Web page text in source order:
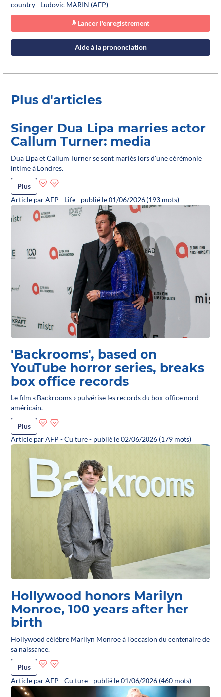
country - Ludovic MARIN (AFP)
Lancer l'enregistrement
Aide à la prononciation
Plus d'articles
Singer Dua Lipa marries actor
Callum Turner: media
Dua Lipa et Callum Turner se sont mariés lors d'une cérémonie
intime à Londres.
Plus
Article par AFP - Life - publié le 01/06/2026 (193 mots)
'Backrooms', based on
YouTube horror series, breaks
box office records
Le film « Backrooms » pulvérise les records du box-office nord-
américain.
Plus
Article par AFP - Culture - publié le 02/06/2026 (179 mots)
Hollywood honors Marilyn
Monroe, 100 years after her
birth
Hollywood célèbre Marilyn Monroe à l'occasion du centenaire de
sa naissance.
Plus
Article par AFP - Culture - publié le 01/06/2026 (460 mots)